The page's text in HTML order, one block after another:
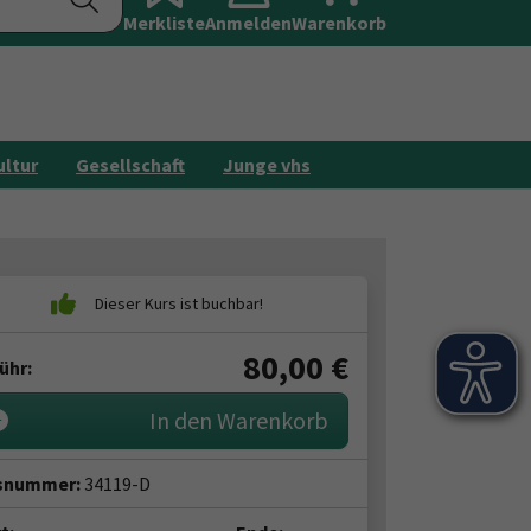
Galerie Kontakt
MerklisteAnmeldenWarenkorb
Gesellschaft Junge vhs
80,00 €
In den Warenkorb
34119-D